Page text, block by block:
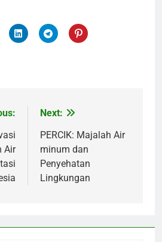
Air
Next:
PERCIK: Majalah Air
minum dan
Penyehatan
Lingkungan